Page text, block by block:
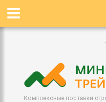
Комплексные поставки